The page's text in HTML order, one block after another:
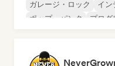
ガレージ・ロック
イン
ポップ・パンク
プログ